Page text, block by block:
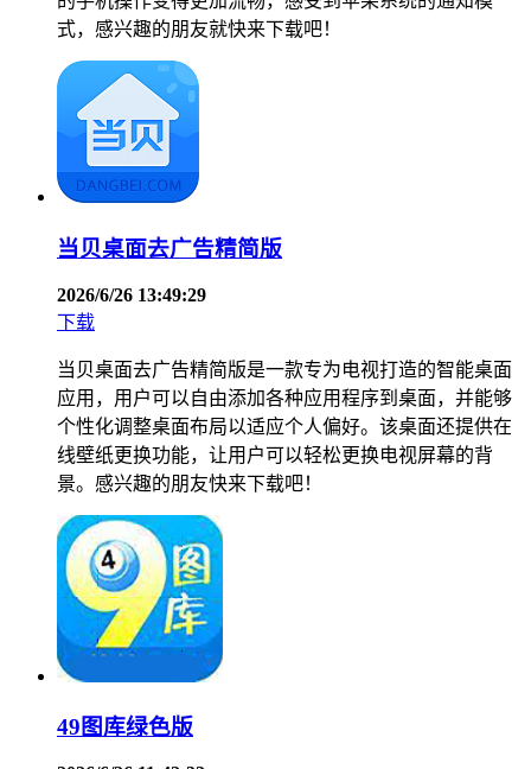
式，感兴趣的朋友就快来下载吧！
当贝桌面去广告精简版
2026/6/26 13:49:29
下载
当贝桌面去广告精简版是一款专为电视打造的智能桌面
应用，用户可以自由添加各种应用程序到桌面，并能够
个性化调整桌面布局以适应个人偏好。该桌面还提供在
线壁纸更换功能，让用户可以轻松更换电视屏幕的背
景。感兴趣的朋友快来下载吧！
49图库绿色版